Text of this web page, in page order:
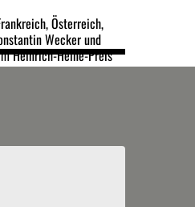
Österreich,
Wecker und
Heinrich-Heine-Preis